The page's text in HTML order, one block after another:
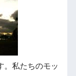
。私たちのモッ